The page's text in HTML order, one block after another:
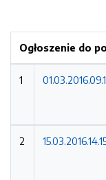
Ogłoszenie do
1
2